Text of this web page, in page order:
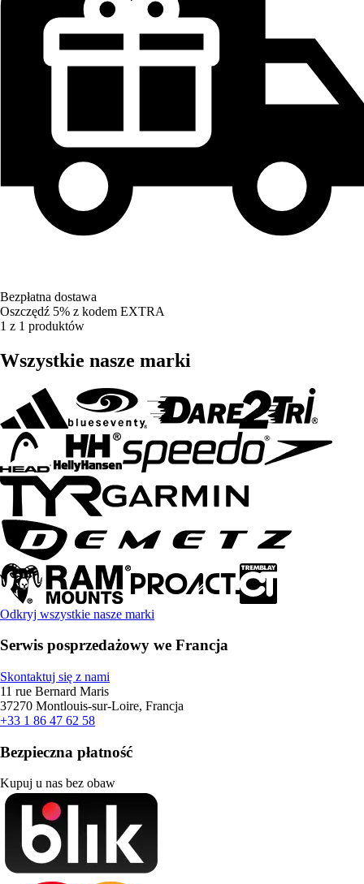
Bezpłatna dostawa
Oszczędź 5% z kodem EXTRA
1 z 1 produktów
Wszystkie nasze marki
Odkryj wszystkie nasze marki
Serwis posprzedażowy we Francja
Skontaktuj się z nami
11 rue Bernard Maris
37270 Montlouis-sur-Loire, Francja
+33 1 86 47 62 58
Bezpieczna płatność
Kupuj u nas bez obaw